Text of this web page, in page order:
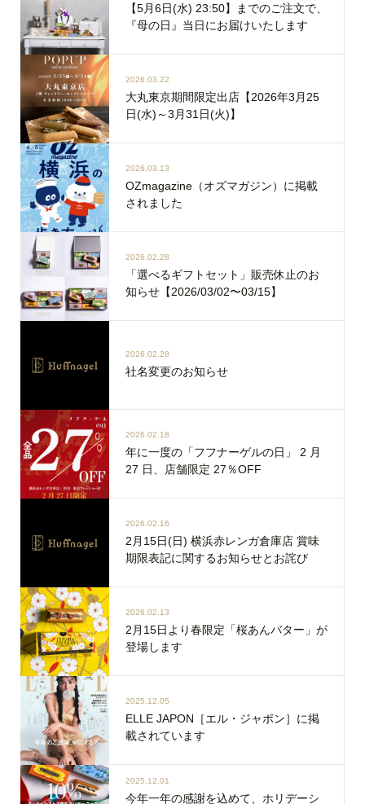
【5月6日(水) 23:50】までのご注文で、
『母の日』当日にお届けいたします
2026.03.22
大丸東京期間限定出店【2026年3月25
日(水)～3月31日(火)】
2026.03.13
OZmagazine（オズマガジン）に掲載
されました
2026.02.28
「選べるギフトセット」販売休止のお
知らせ【2026/03/02〜03/15】
2026.02.28
社名変更のお知らせ
2026.02.18
年に一度の「フフナーゲルの日」 2 月
27 日、店舗限定 27％OFF
2026.02.16
2月15日(日) 横浜赤レンガ倉庫店 賞味
期限表記に関するお知らせとお詫び
2026.02.13
2月15日より春限定「桜あんバター」が
登場します
2025.12.05
ELLE JAPON［エル・ジャポン］に掲
載されています
2025.12.01
今年一年の感謝を込めて、ホリデーシ